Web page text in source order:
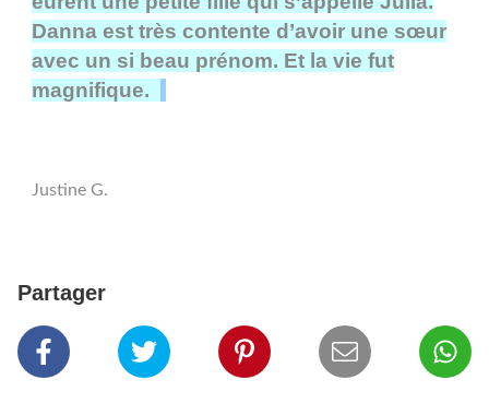
Danna est très contente d’avoir une sœur
avec un si beau prénom. Et la vie fut
magnifique.
Justine G.
Partager